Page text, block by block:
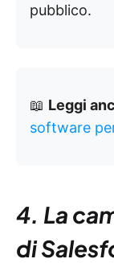
pubblico.
📖 Leggi
software
4. La
di